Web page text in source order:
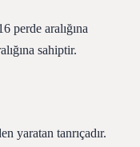
perde aralığına
sahiptir.
yaratan tanrıçadır.